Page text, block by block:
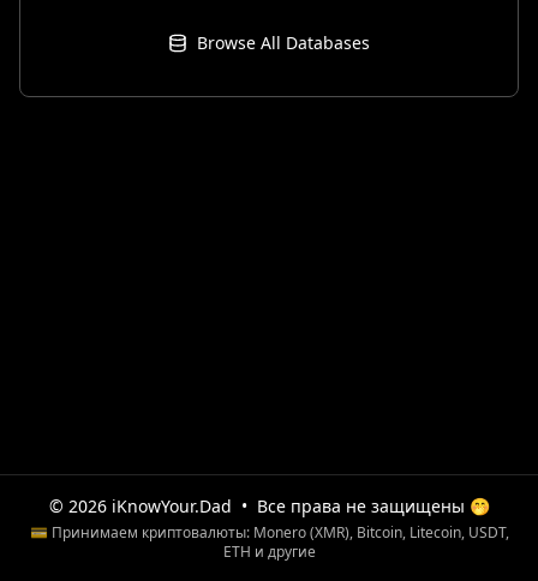
Browse All Databases
© 2026 iKnowYour.Dad • Все права не защищены 🤭
💳 Принимаем криптовалюты: Monero (XMR), Bitcoin, Litecoin, USDT,
ETH и другие